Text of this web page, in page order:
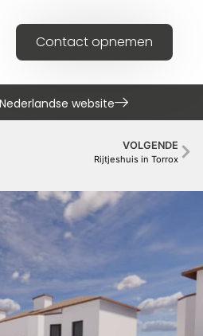
Contact opnemen
website
VOLGENDE
Rijtjeshuis in Torrox